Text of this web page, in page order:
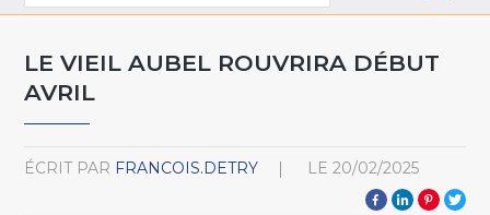
LE VIEIL AUBEL ROUVRIRA DÉBUT
AVRIL
ÉCRIT PAR FRANCOIS.DETRY LE 20/02/2025